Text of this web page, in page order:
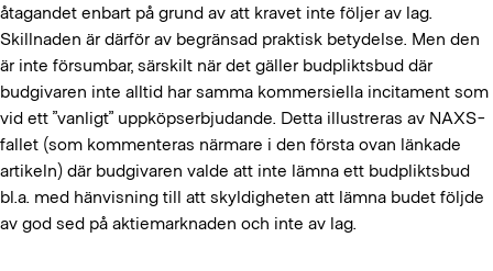
åtagandet enbart på grund av att kravet inte följer av lag.
Skillnaden är därför av begränsad praktisk betydelse. Men den
är inte försumbar, särskilt när det gäller budpliktsbud där
budgivaren inte alltid har samma kommersiella incitament som
vid ett ”vanligt” uppköpserbjudande. Detta illustreras av NAXS-
fallet (som kommenteras närmare i den första ovan länkade
artikeln) där budgivaren valde att inte lämna ett budpliktsbud
bl.a. med hänvisning till att skyldigheten att lämna budet följde
av god sed på aktiemarknaden och inte av lag.